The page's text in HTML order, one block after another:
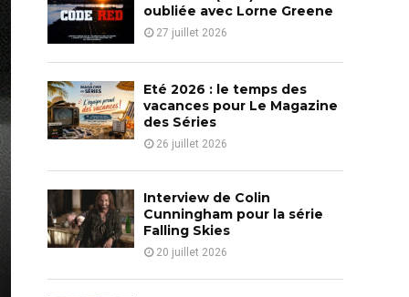
o
r
:
C
H
oubliée avec Lorne Greene
27 juillet 2026
Eté 2026 : le temps des
vacances pour Le Magazine
des Séries
26 juillet 2026
Interview de Colin
Cunningham pour la série
Falling Skies
20 juillet 2026